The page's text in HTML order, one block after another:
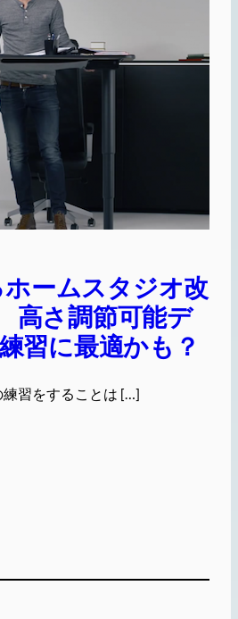
ームスタジオ改
さ調節可能デ
習に最適かも？
習をすることは […]